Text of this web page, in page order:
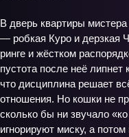
В дверь квартиры
— робкая Куро и дерзкая
ринге и жёстком
пустота после неё липнет
что дисциплина решает
отношения. Но кошки не
сколько бы ни звучало
игнорируют миску, а